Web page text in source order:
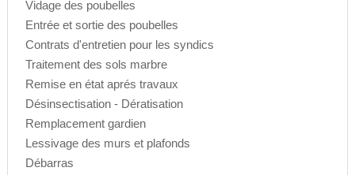
Vidage des poubelles
Entrée et sortie des poubelles
Contrats d'entretien pour les syndics
Traitement des sols marbre
Remise en état aprés travaux
Désinsectisation - Dératisation
Remplacement gardien
Lessivage des murs et plafonds
Débarras